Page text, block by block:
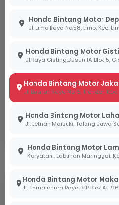
Honda Bintang Motor
Honda Bintang Motor
Honda Bintang Motor
Honda Bintang Motor
Honda Bintang Motor
Honda Bintang Motor
segera kunjungi dealer kami
marketing sekarang!
Informasi Kontak &
Website:
Facebook:
Klaim Promo Ini!